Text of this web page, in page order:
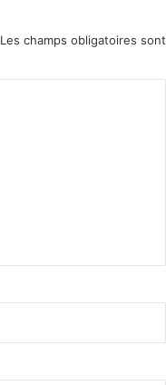
Les champs obligatoires sont